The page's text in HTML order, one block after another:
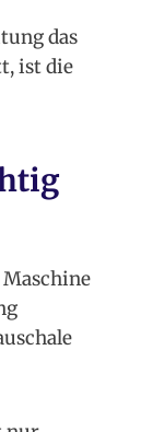
das
ist die